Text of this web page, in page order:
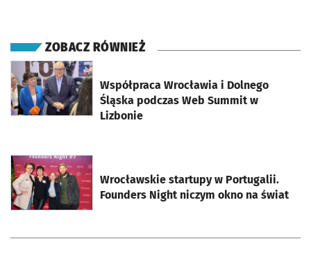
ZOBACZ RÓWNIEŻ
Współpraca Wrocławia i Dolnego
Śląska podczas Web Summit w
Lizbonie
otworzy się w nowej karcie
Wrocławskie startupy w Portugalii.
Founders Night niczym okno na świat
otworzy się w nowej karcie